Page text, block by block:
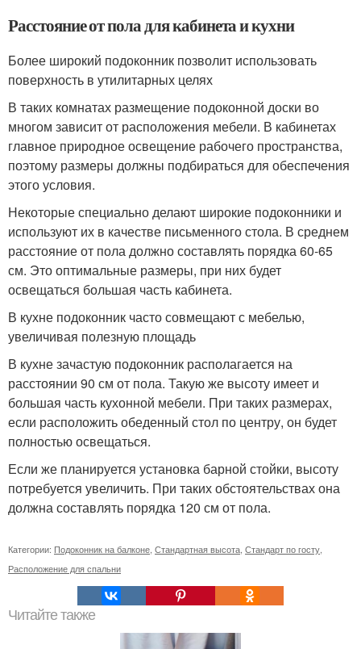
Расстояние от пола для кабинета и кухни
Более широкий подоконник позволит использовать
поверхность в утилитарных целях
В таких комнатах размещение подоконной доски во
многом зависит от расположения мебели. В кабинетах
главное природное освещение рабочего пространства,
поэтому размеры должны подбираться для обеспечения
этого условия.
Некоторые специально делают широкие подоконники и
используют их в качестве письменного стола. В среднем
расстояние от пола должно составлять порядка 60-65
см. Это оптимальные размеры, при них будет
освещаться большая часть кабинета.
В кухне подоконник часто совмещают с мебелью,
увеличивая полезную площадь
В кухне зачастую подоконник располагается на
расстоянии 90 см от пола. Такую же высоту имеет и
большая часть кухонной мебели. При таких размерах,
если расположить обеденный стол по центру, он будет
полностью освещаться.
Если же планируется установка барной стойки, высоту
потребуется увеличить. При таких обстоятельствах она
должна составлять порядка 120 см от пола.
Категории: Подоконник на балконе Стандартная высота Стандарт по госту
Расположение для спальни
Читайте также